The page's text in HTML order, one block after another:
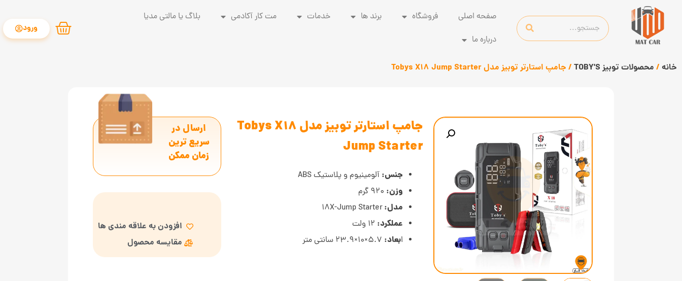
صفحه اصلی فروشگاه برند ها خدمات مت کار آکادمی
بلاگ یا مالتی مدیا
درباره ما
ورود
خانه / محصولات توبیز TOBY'S / جامپ استارتر توبیز مدل Tobys X18 Jump Starter
جامپ استارتر توبیز مدل Tobys X18
Jump Starter
جنس: آلومینیوم و پلاستیک ABS
وزن:
مدل:18X-Jump Starter
عملکرد:
ابعاد:
ارسال در
سریع ترین
زمان ممکن
افزودن به علاقه مندی ها
مقایسه محصول